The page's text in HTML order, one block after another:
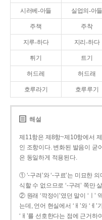
시러베-아들 실업의-아들
주책 주착
지루-하다 지리-하다
튀기 트기
허드레 허드래
호루라기 호루루기
해설
제11항은 제8항~제10항에서
인 조항이다. 변화된 발음이 굳
은 동일하게 적용된다.
① ‘-구려’와 ‘-구료’는 미묘한
식할 수 없으므로 ‘-구려’ 쪽만
② 원래 ‘깍정이’였던 말이 ‘ㅣ’
는데, 언어 현실에서 ‘ㅐ’와 ‘ㅔ
‘ㅐ’를 선호한다는 점에 근거하